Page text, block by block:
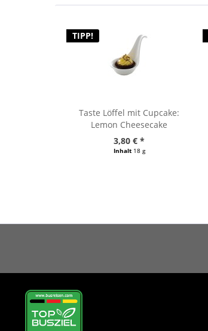
TIPP!
Taste Löffel mit Cupcake:
Lemon Cheesecake
3,80 € *
Inhalt 18 g